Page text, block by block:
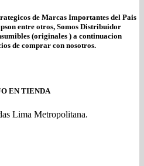
de Marcas Importantes del Pais
entre otros, Somos Distribuidor
(originales ) a continuacion
de comprar con nosotros.
EN TIENDA
Lima Metropolitana.